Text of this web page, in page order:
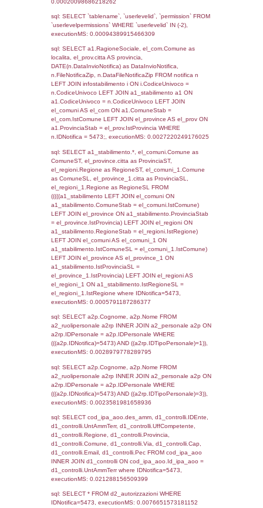
STABILIMENTO E RIEPILOGO SOSTANZE
DI CUI ALL'ALLEGATO 1 DEL DECRETO
DELLA DIRETTIVA 2012/18/UE
SEZIONE L (pubblico) - INFORMAZIONI
INCIDENTALI CON IMPATTO
STABILIMENTO
Indietro
Debug
sql: SELECT COUNT(*) FROM `userlevels`
`userlevelid` = -2, executionMS:
`userlevels`, executionMS:
sql: SELECT COUNT(*) FROM
0.00020098686218262
sql: SELECT `tablename`, `userlevelid`,
executionMS: 0.00094389915466309
sql: SELECT a1.RagioneSociale,
localita, el_prov.citta AS provincia,
DATE(n.DataInvioNotifica) as
LEFT JOIN infostabilimento i ON